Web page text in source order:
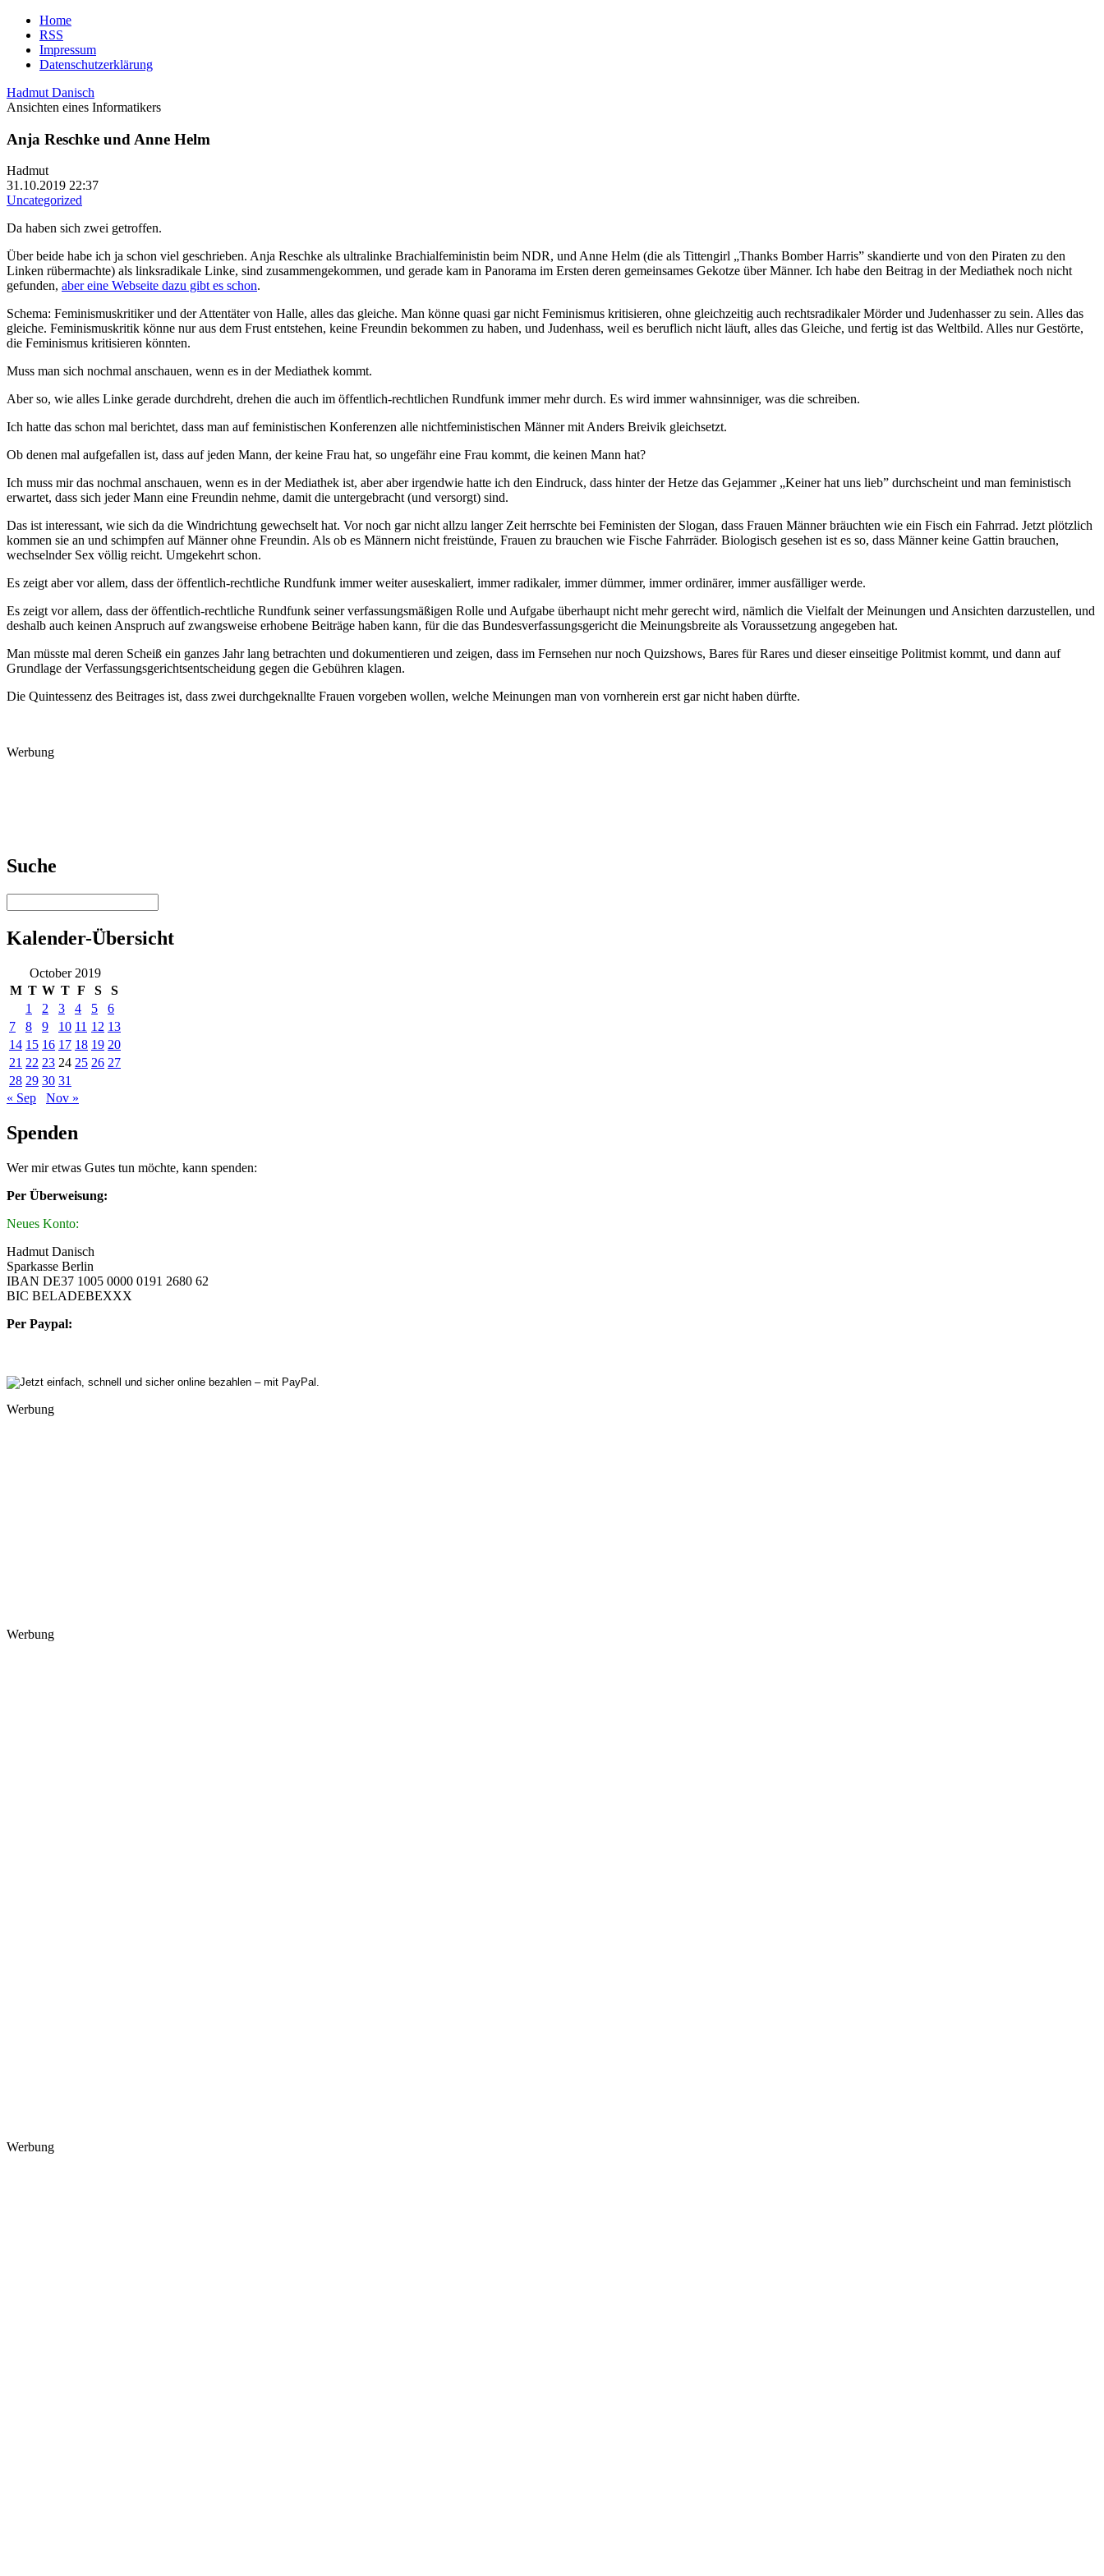
Home
RSS
Impressum
Datenschutzerklärung
Hadmut Danisch
Ansichten eines Informatikers
Anja Reschke und Anne Helm
Hadmut
31.10.2019 22:37
Uncategorized
Da haben sich zwei getroffen.
Über beide habe ich ja schon viel geschrieben. Anja Reschke als ultralinke Brachialfeministin beim NDR, und Anne Helm (die als Tittengirl „Thanks Bomber Harris” skandierte und von den Piraten zu den
Linken rübermachte) als linksradikale Linke, sind zusammengekommen, und gerade kam in Panorama im Ersten deren gemeinsames Gekotze über Männer. Ich habe den Beitrag in der Mediathek noch nicht
gefunden, aber eine Webseite dazu gibt es schon.
Schema: Feminismuskritiker und der Attentäter von Halle, alles das gleiche. Man könne quasi gar nicht Feminismus kritisieren, ohne gleichzeitig auch rechtsradikaler Mörder und Judenhasser zu sein. Alles das
gleiche. Feminismuskritik könne nur aus dem Frust entstehen, keine Freundin bekommen zu haben, und Judenhass, weil es beruflich nicht läuft, alles das Gleiche, und fertig ist das Weltbild. Alles nur Gestörte,
die Feminismus kritisieren könnten.
Muss man sich nochmal anschauen, wenn es in der Mediathek kommt.
Aber so, wie alles Linke gerade durchdreht, drehen die auch im öffentlich-rechtlichen Rundfunk immer mehr durch. Es wird immer wahnsinniger, was die schreiben.
Ich hatte das schon mal berichtet, dass man auf feministischen Konferenzen alle nichtfeministischen Männer mit Anders Breivik gleichsetzt.
Ob denen mal aufgefallen ist, dass auf jeden Mann, der keine Frau hat, so ungefähr eine Frau kommt, die keinen Mann hat?
Ich muss mir das nochmal anschauen, wenn es in der Mediathek ist, aber aber irgendwie hatte ich den Eindruck, dass hinter der Hetze das Gejammer „Keiner hat uns lieb” durchscheint und man feministisch
erwartet, dass sich jeder Mann eine Freundin nehme, damit die untergebracht (und versorgt) sind.
Das ist interessant, wie sich da die Windrichtung gewechselt hat. Vor noch gar nicht allzu langer Zeit herrschte bei Feministen der Slogan, dass Frauen Männer bräuchten wie ein Fisch ein Fahrrad. Jetzt plötzlich
kommen sie an und schimpfen auf Männer ohne Freundin. Als ob es Männern nicht freistünde, Frauen zu brauchen wie Fische Fahrräder. Biologisch gesehen ist es so, dass Männer keine Gattin brauchen,
wechselnder Sex völlig reicht. Umgekehrt schon.
Es zeigt aber vor allem, dass der öffentlich-rechtliche Rundfunk immer weiter auseskaliert, immer radikaler, immer dümmer, immer ordinärer, immer ausfälliger werde.
Es zeigt vor allem, dass der öffentlich-rechtliche Rundfunk seiner verfassungsmäßigen Rolle und Aufgabe überhaupt nicht mehr gerecht wird, nämlich die Vielfalt der Meinungen und Ansichten darzustellen, und
deshalb auch keinen Anspruch auf zwangsweise erhobene Beiträge haben kann, für die das Bundesverfassungsgericht die Meinungsbreite als Voraussetzung angegeben hat.
Man müsste mal deren Scheiß ein ganzes Jahr lang betrachten und dokumentieren und zeigen, dass im Fernsehen nur noch Quizshows, Bares für Rares und dieser einseitige Politmist kommt, und dann auf
Grundlage der Verfassungsgerichtsentscheidung gegen die Gebühren klagen.
Die Quintessenz des Beitrages ist, dass zwei durchgeknallte Frauen vorgeben wollen, welche Meinungen man von vornherein erst gar nicht haben dürfte.
Werbung
Suche
Kalender-Übersicht
October 2019
M T W T F S
S
1
2 3 4 5
6
7
8 9 10 11 12 13
14 15 16 17 18 19 20
21 22 23 24 25 26 27
28 29 30 31
« Sep
Nov »
Spenden
Wer mir etwas Gutes tun möchte, kann spenden:
Per Überweisung:
Neues Konto:
Hadmut Danisch
Sparkasse Berlin
IBAN DE37 1005 0000 0191 2680 62
BIC BELADEBEXXX
Per Paypal:
Werbung
Werbung
Werbung